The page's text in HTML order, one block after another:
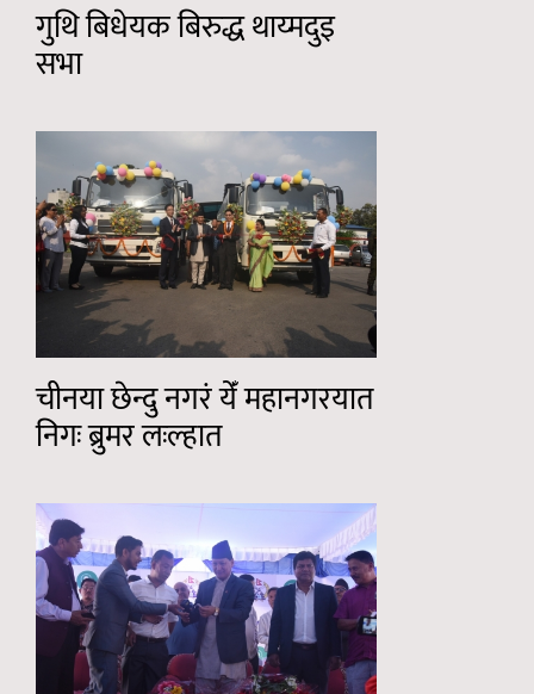
गुथि बिधेयक बिरुद्ध थाय्मदुइ
सभा
चीनया छेन्दु नगरं येँं महानगरयात
निगः ब्रुमर लःल्हात